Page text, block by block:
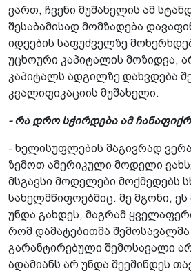
ვართ, ჩვენი მუშახელის ამ
შესაბამისად მომზადება
იდეების საფუძველზე
უცხოური კაპიტალის მოზიდვა,
კაპიტალს ადგილზე დახვდება
კვალიფიკაციის მუშახელი.
- რა დრო სჭირდება ამ
- ხელისუფლების მაგივრად
ზემოთ ამერიკული მოდელი
მსგავსი მოდელები მოქმედებს
სახელმწიფოებშიც. მე მგონი,
უნდა გახდეს, მაგრამ
რომ დამატებითმა
გარანტირებული შემოსა­ვალი
ადამიანს არ უნდა შეეშინდეს